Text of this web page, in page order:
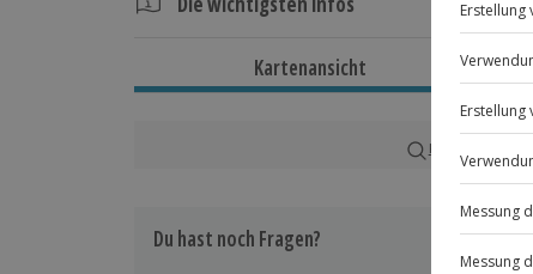
Gesamtdauer: ca. 3,5 Stunden
Ganzjährig zu bestimmten Terminen
Teilnahmebedingungen
Kartenansicht
Karte in
Du hast noch Fragen?